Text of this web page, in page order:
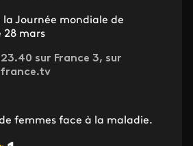
la Journée mondiale de
28 mars
sur France 3, sur
france.tv
femmes face à la maladie.